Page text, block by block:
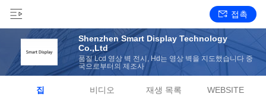
접촉
Shenzhen Smart Display Technology
Co.,Ltd
품질 Lcd 영상 벽 전시, Hd는 영상 벽을 지도했습니다 중
국으로부터의 제조사
집 비디오 재생 목록 WEBSITE